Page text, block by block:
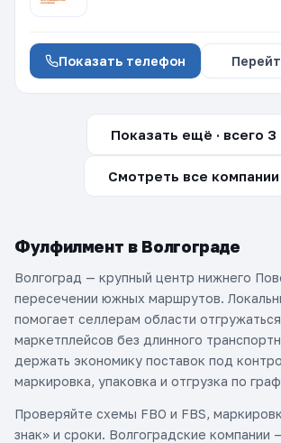
Показать телефон
Показать ещё · всего
Смотреть все
Фулфилмент в Волгограде
Волгоград — крупный центр нижнего
пересечении южных маршрутов.
помогает селлерам области
маркетплейсов без длинного
держать экономику поставок под
маркировка, упаковка и отгрузка по
Проверяйте схемы FBO и FBS,
знак» и сроки. Волгоградские компании